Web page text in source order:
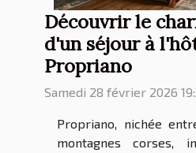
Découvrir le
d'un séjour à
Propriano
Samedi 28 février 2026
Propriano, nichée
montagnes corses,